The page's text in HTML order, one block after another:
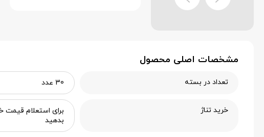
۶,۵۰۰,۰۰۰ تومان
مشخصات اصلی محصول
تعداد در بسته 30 عدد
خرید تناژ
بدهید